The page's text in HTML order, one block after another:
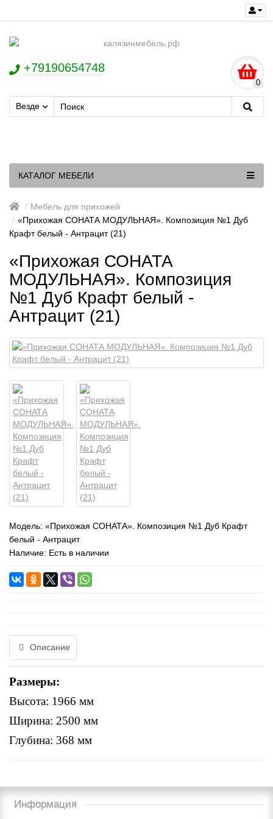
+79190654748
0
Везде
КАТАЛОГ МЕБЕЛИ
Мебель для прихожей
«Прихожая СОНАТА МОДУЛЬНАЯ». Композиция №1 Дуб
Крафт белый - Антрацит (21)
«Прихожая СОНАТА
МОДУЛЬНАЯ». Композиция
№1 Дуб Крафт белый -
Антрацит (21)
Модель: «Прихожая СОНАТА». Композиция №1 Дуб Крафт
белый - Антрацит
Наличие: Есть в наличии
Описание
Размеры:
Высота: 1966 мм
Ширина: 2500 мм
Глубина: 368 мм
Информация